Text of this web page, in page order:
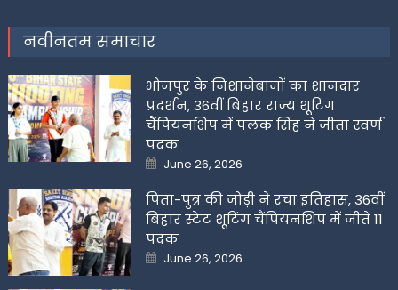
नवीनतम समाचार
भोजपुर के निशानेबाजों का शानदार
प्रदर्शन, 36वीं बिहार राज्य शूटिंग
चैंपियनशिप में पलक सिंह ने जीता स्वर्ण
पदक
Posted
on
June 26, 2026
पिता-पुत्र की जोड़ी ने रचा इतिहास, 36वीं
बिहार स्टेट शूटिंग चैंपियनशिप में जीते 11
पदक
Posted
on
June 26, 2026